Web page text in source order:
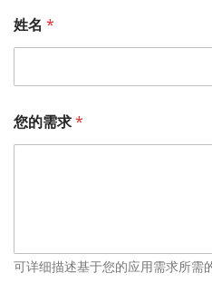
部
门
备
姓名 *
您的需求*
可详细描述基于您的应用需求所需